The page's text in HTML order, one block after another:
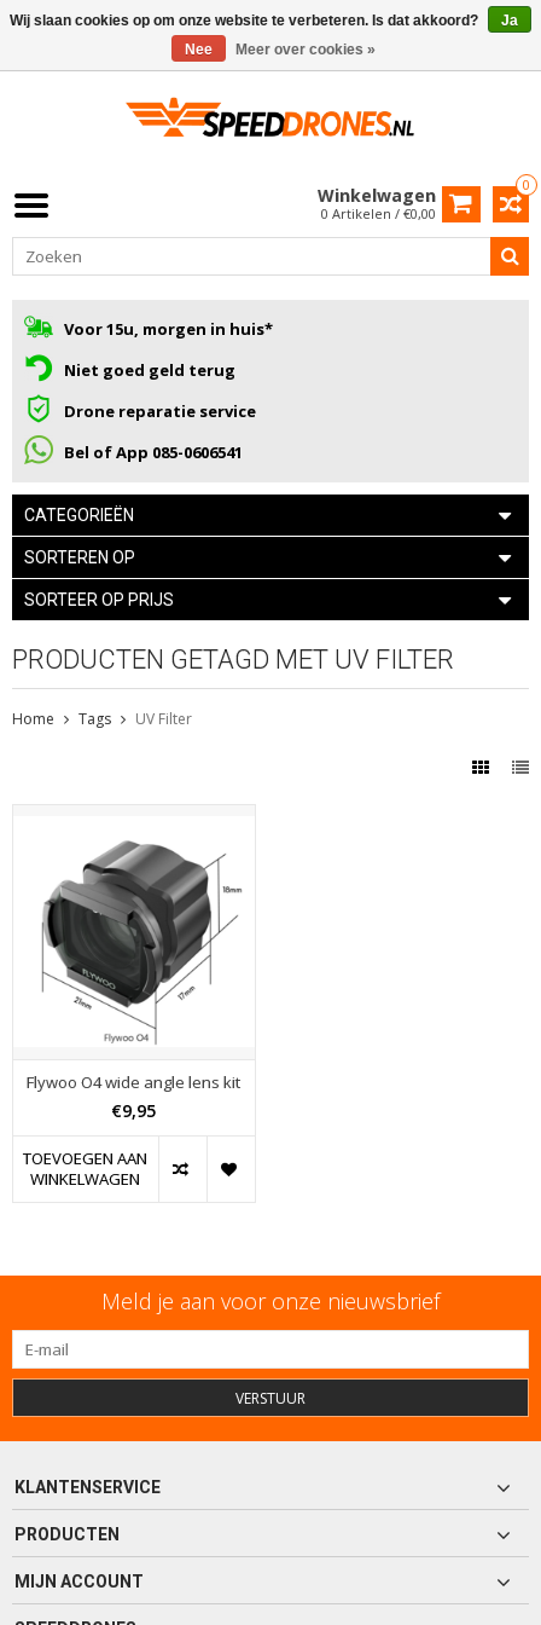
0
Winkelwagen
0 Artikelen / €0,00
Voor 15u, morgen in huis*
Niet goed geld terug
Drone reparatie service
Bel of App 085-0606541
CATEGORIEËN
SORTEREN OP
SORTEER OP PRIJS
PRODUCTEN GETAGD MET UV FILTER
Home Tags UV Filter
Flywoo O4 wide angle lens kit
€9,95
TOEVOEGEN AAN
WINKELWAGEN
Meld je aan voor onze nieuwsbrief
VERSTUUR
KLANTENSERVICE
PRODUCTEN
MIJN ACCOUNT
Wij slaan cookies op om onze website te verbeteren. Is dat akkoord?
Ja
Nee
Meer over cookies »